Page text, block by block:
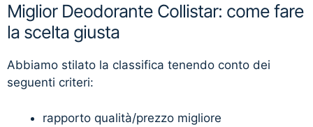
Miglior Deodorante Collistar: come fare
la scelta giusta
Abbiamo stilato la classifica tenendo conto dei
seguenti criteri:
rapporto qualità/prezzo migliore